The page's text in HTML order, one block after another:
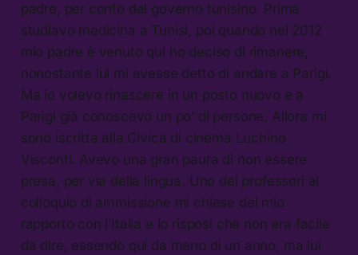
padre, per conto del governo tunisino. Prima
studiavo medicina a Tunisi, poi quando nel 2012
mio padre è venuto qui ho deciso di rimanere,
nonostante lui mi avesse detto di andare a Parigi.
Ma io volevo rinascere in un posto nuovo e a
Parigi già conoscevo un po’ di persone. Allora mi
sono iscritta alla Civica di cinema Luchino
Visconti. Avevo una gran paura di non essere
presa, per via della lingua. Uno dei professori al
colloquio di ammissione mi chiese del mio
rapporto con l’Italia e io risposi che non era facile
da dire, essendo qui da meno di un anno, ma lui